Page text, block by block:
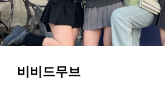
비비드무브